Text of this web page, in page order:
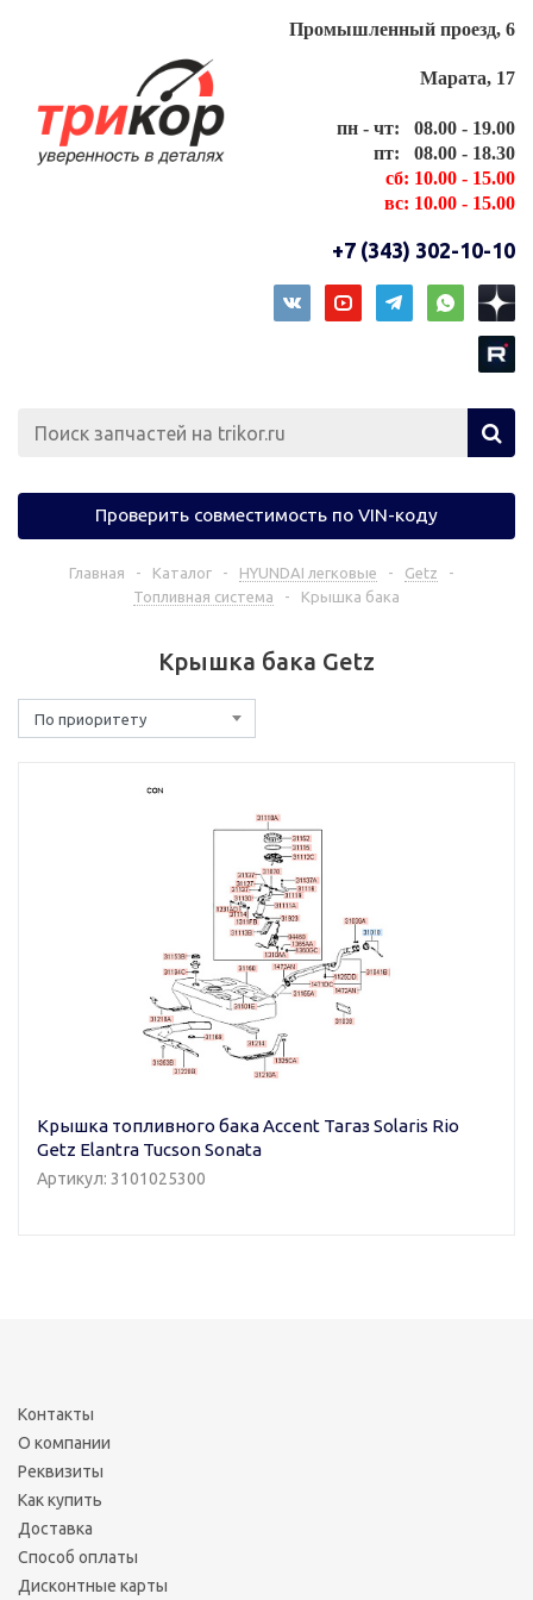
Промышленный проезд, 6
Марата, 17
пн - чт: 08.00 - 19.00
пт: 08.00 - 18.30
сб: 10.00 - 15.00
вс: 10.00 - 15.00
+7 (343) 302-10-10
Проверить совместимость по VIN-коду
Главная - Каталог - HYUNDAI легковые - Getz
-
Топливная система
- Крышка бака
Крышка бака Getz
По приоритету
Крышка топливного бака Accent Тагаз Solaris Rio
Getz Elantra Tucson Sonata
Артикул: 3101025300
Контакты
О компании
Реквизиты
Как купить
Доставка
Способ оплаты
Дисконтные карты